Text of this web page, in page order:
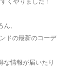
、
ドの最新のコーデ
な情報が届いたり